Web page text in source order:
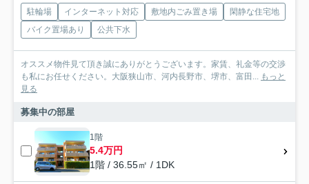
駐輪場 インターネット対応 敷地内ごみ置き場
閑静な住宅地
バイク置場あり
公共下水
オススメ物件見て頂き誠にありがとうございます。家賃、礼金等の交渉
も私にお任せください。大阪狭山市、河内長野市、堺市、富田...
もっと
見る
募集中の部屋
1階
5.4万円
1階 / 36.55㎡ / 1DK